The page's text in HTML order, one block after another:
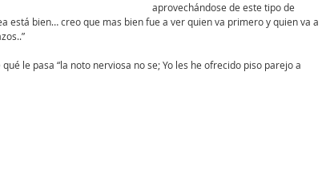
aprovechándose de este tipo de
está bien… creo que mas bien fue a ver quien va primero y quien va a
le pasa “la noto nerviosa no se; Yo les he ofrecido piso parejo a